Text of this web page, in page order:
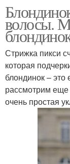
волосы.
Стрижка пикси
которая
блондинок –
рассмотрим еще
очень простая